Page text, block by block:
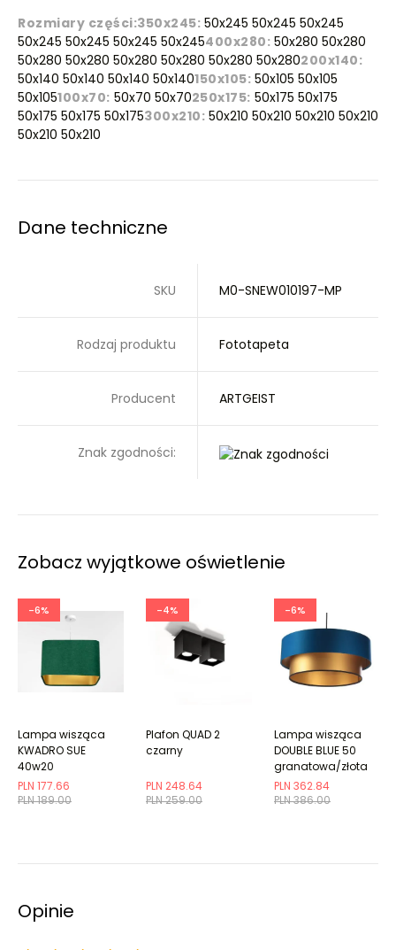
Rozmiary części:350x245: 50x245 50x245 50x245
50x245 50x245 50x245 50x245400x280: 50x280 50x280
50x280 50x280 50x280 50x280 50x280 50x280200x140:
50x140 50x140 50x140 50x140150x105: 50x105 50x105
50x105100x70: 50x70 50x70250x175: 50x175 50x175
50x175 50x175 50x175300x210: 50x210 50x210 50x210 50x210
50x210 50x210
Dane techniczne
SKU M0-SNEW010197-MP
Rodzaj produktu Fototapeta
Producent ARTGEIST
Znak zgodności:
Zobacz wyjątkowe oświetlenie
-6%
PLN 189.00
PLN 177.66
Lampa wisząca
KWADRO SUE
40w20
zielona/złota
-4%
PLN 259.00
PLN 248.64
Plafon QUAD 2
czarny
-6%
PLN 386.00
PLN 362.84
Lampa wisząca
DOUBLE BLUE 50
granatowa/złota
Opinie